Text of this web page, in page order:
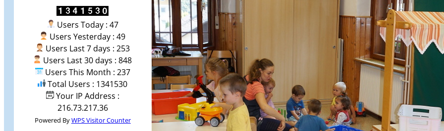
Users Today : 47
Users Yesterday : 49
Users Last 7 days : 253
Users Last 30 days : 848
Users This Month : 237
Total Users : 1341530
Your IP Address :
216.73.217.36
Powered ByWPS Visitor Counter